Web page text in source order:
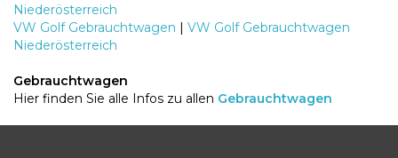
Niederösterreich
VW Golf Gebrauchtwagen | VW Golf Gebrauchtwagen
Niederösterreich
Gebrauchtwagen
Hier finden Sie alle Infos zu allen Gebrauchtwagen